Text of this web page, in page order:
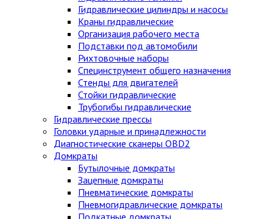
Гидравлические цилиндры и насосы
Краны гидравлические
Организация рабочего места
Подставки под автомобили
Рихтовочные наборы
Специнструмент общего назначения
Стенды для двигателей
Стойки гидравлические
Трубогибы гидравлические
Гидравлические прессы
Головки ударные и принадлежности
Диагностические сканеры OBD2
Домкраты
Бутылочные домкраты
Зацепные домкраты
Пневматические домкраты
Пневмогидравлические домкраты
Подкатные домкраты